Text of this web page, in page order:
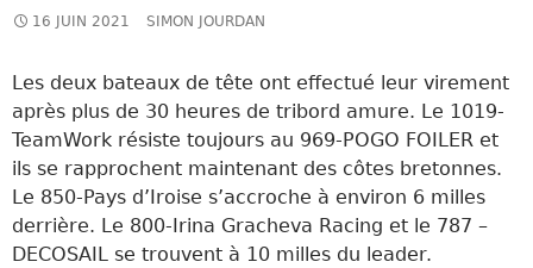
16 JUIN 2021 SIMON JOURDAN
Les deux bateaux de tête ont effectué leur virement
après plus de 30 heures de tribord amure. Le 1019-
TeamWork résiste toujours au 969-POGO FOILER et
ils se rapprochent maintenant des côtes bretonnes.
Le 850-Pays d’Iroise s’accroche à environ 6 milles
derrière. Le 800-Irina Gracheva Racing et le 787 –
DECOSAIL se trouvent à 10 milles du leader.